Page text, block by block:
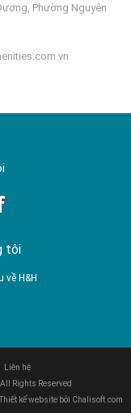
Phường Nguyên
tôi
về H&H
Liên hệ
Rights Reserved
Thiết kế website bởi Chalisoft.com